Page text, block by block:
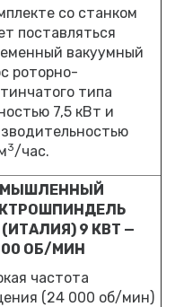
со станком
поставляться
вакуумный
роторно-
типа
7,5 кВт и
3/час.
(ИТАЛИЯ) 9 КВТ —
ОБ/МИН
частота
(24 000 об/мин)